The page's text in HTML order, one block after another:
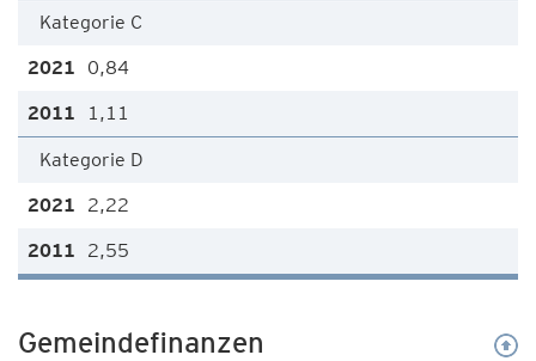
Kategorie C
0,84
1,11
Kategorie D
2,22
2,55
Gemeindefinanzen